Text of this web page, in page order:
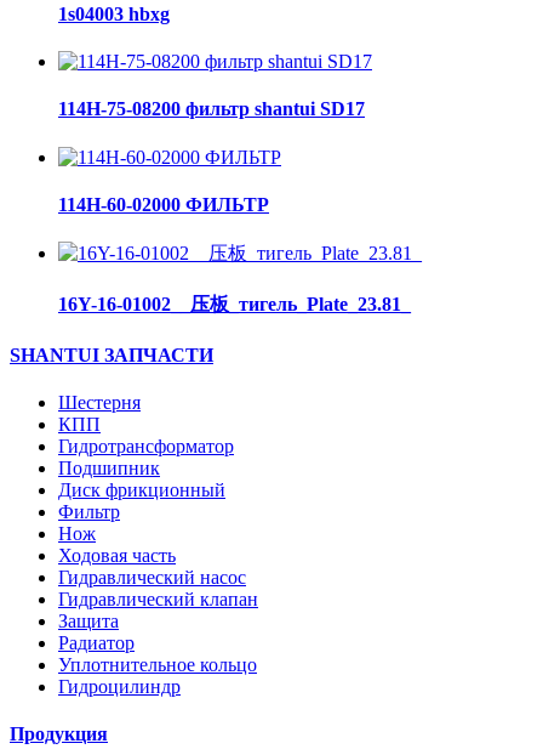
1s04003 hbxg
114H-75-08200 фильтр shantui SD17
114H-60-02000 ФИЛЬТР
16Y-16-01002__压板_тигель_Plate_23.81_
SHANTUI ЗАПЧАСТИ
Шестерня
КПП
Гидротрансформатор
Подшипник
Диск фрикционный
Фильтр
Нож
Ходовая часть
Гидравлический насос
Гидравлический клапан
Защита
Радиатор
Уплотнительное кольцо
Гидроцилиндр
Продукция